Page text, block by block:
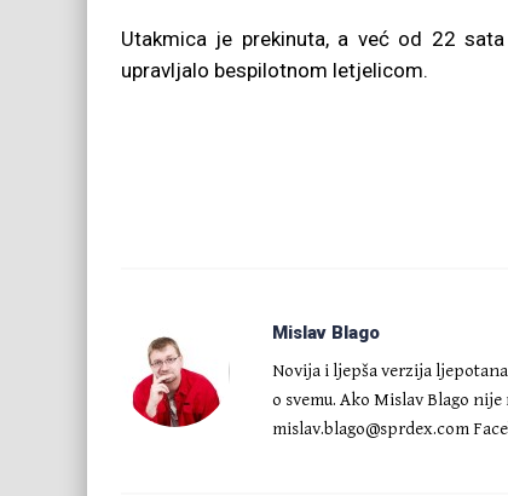
Utakmica je prekinuta, a već od 22
upravljalo bespilotnom letjelicom.
Mislav Blago
Novija i ljepša verzija
o svemu. Ako Mislav Blago
mislav.blago@sprdex.com